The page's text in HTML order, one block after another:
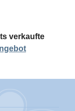
verkaufte